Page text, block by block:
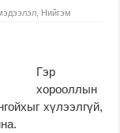
Нийгэм
Гэр
хорооллын
хүлээлгүй,